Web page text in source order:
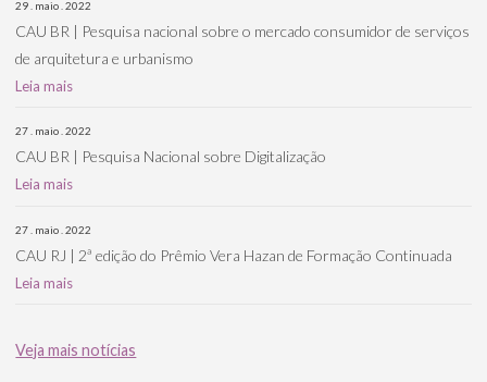
29 . maio . 2022
CAU BR | Pesquisa nacional sobre o mercado consumidor de serviços
de arquitetura e urbanismo
Leia mais
27 . maio . 2022
CAU BR | Pesquisa Nacional sobre Digitalização
Leia mais
27 . maio . 2022
CAU RJ | 2ª edição do Prêmio Vera Hazan de Formação Continuada
Leia mais
Veja mais notícias